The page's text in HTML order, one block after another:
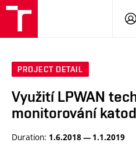
PROJECT DETAIL
Využití LPWAN
monitorování
Duration: 1.6.2018 — 1.1.2019